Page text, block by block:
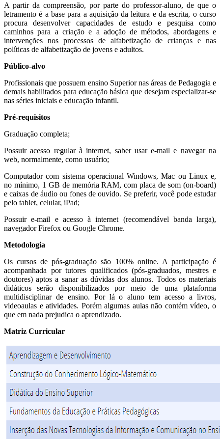
A partir da compreensão, por parte do professor-aluno, de que o
letramento é a base para a aquisição da leitura e da escrita, o curso
procura desenvolver capacidades de estudo e pesquisa como
caminhos para a criação e a adoção de métodos, abordagens e
intervenções nos processos de alfabetização de crianças e nas
políticas de alfabetização de jovens e adultos.
Público-alvo
Profissionais que possuem ensino Superior nas áreas de Pedagogia e
demais habilitados para educação básica que desejam especializar-se
nas séries iniciais e educação infantil.
Pré-requisitos
Graduação completa;
Possuir acesso regular à internet, saber usar e-mail e navegar na
web, normalmente, como usuário;
Computador com sistema operacional Windows, Mac ou Linux e,
no mínimo, 1 GB de memória RAM, com placa de som (on-board)
e caixas de áudio ou fones de ouvido. Se preferir, você pode estudar
pelo tablet, celular, iPad;
Possuir e-mail e acesso à internet (recomendável banda larga),
navegador Firefox ou Google Chrome.
Metodologia
Os cursos de pós-graduação são 100% online. A participação é
acompanhada por tutores qualificados (pós-graduados, mestres e
doutores) aptos a sanar as dúvidas dos alunos. Todos os materiais
didáticos serão disponibilizados por meio de uma plataforma
multidisciplinar de ensino. Por lá o aluno tem acesso a livros,
videoaulas e atividades. Porém algumas aulas não contém vídeo, o
que em nada prejudica o aprendizado.
Matriz Curricular